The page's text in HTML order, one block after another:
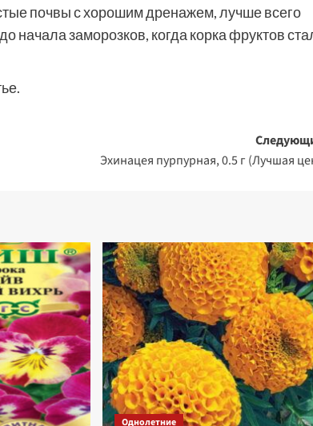
почвы с хорошим дренажем, лучше всего
начала заморозков, когда корка фруктов
Эхинацея пурпурная, 0.5 г (Лучшая
Однолетние